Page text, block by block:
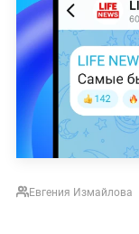
Евгения Измайлова